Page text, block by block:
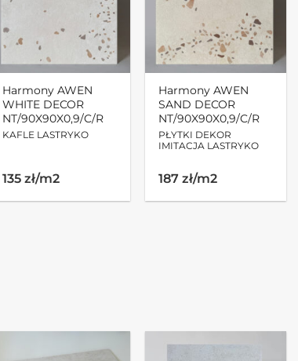
Harmony AWEN
WHITE DECOR
NT/90X90X0,9/C/R
KAFLE LASTRYKO
Pierwotna
cena
wynosiła:
Aktualna
cena
wynosi:
135 zł/m2
Harmony AWEN
SAND DECOR
NT/90X90X0,9/C/R
PŁYTKI DEKOR
IMITACJA LASTRYKO
187 zł/m2